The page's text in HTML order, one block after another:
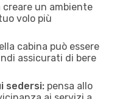
un ambiente
volo più
cabina può essere
assicurati di bere
sedersi: pensa allo